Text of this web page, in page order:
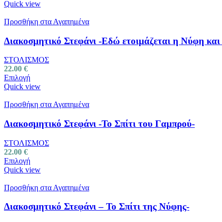
Quick view
Προσθήκη στα Αγαπημένα
Διακοσμητικό Στεφάνι -Εδώ ετοιμάζεται η Νύφη
ΣΤΟΛΙΣΜΟΣ
22.00 €
Επιλογή
Quick view
Προσθήκη στα Αγαπημένα
Διακοσμητικό Στεφάνι -Το Σπίτι του Γαμπρού-
ΣΤΟΛΙΣΜΟΣ
22.00 €
Επιλογή
Quick view
Προσθήκη στα Αγαπημένα
Διακοσμητικό Στεφάνι – Το Σπίτι της Νύφης-